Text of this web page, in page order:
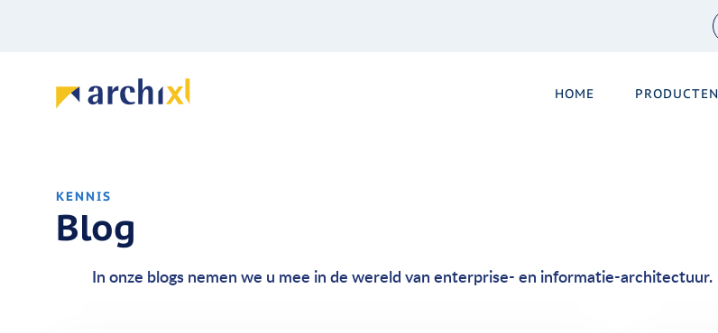
HOME PRODUCTEN
KENNIS
Blog
In onze blogs nemen we u mee in de wereld van enterprise- en informatie-architectuur.